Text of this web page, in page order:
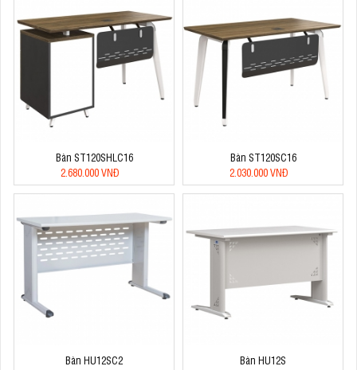
Bàn ST120SHLC16
2.680.000 VNĐ
Bàn ST120SC16
2.030.000 VNĐ
Bàn HU12SC2
Bàn HU12S